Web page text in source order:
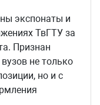
экспонаты и
ТвГТУ за
Признан
не только
но и с